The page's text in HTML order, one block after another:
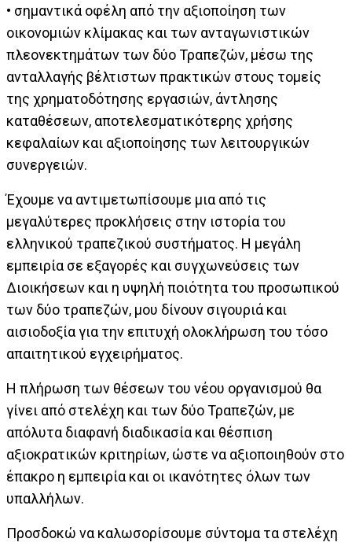
• σημαντικά οφέλη από την αξιοποίηση των
οικονομιών κλίμακας και των ανταγωνιστικών
πλεονεκτημάτων των δύο Τραπεζών, μέσω της
ανταλλαγής βέλτιστων πρακτικών στους τομείς
της χρηματοδότησης εργασιών, άντλησης
καταθέσεων, αποτελεσματικότερης χρήσης
κεφαλαίων και αξιοποίησης των λειτουργικών
συνεργειών.
Έχουμε να αντιμετωπίσουμε μια από τις
μεγαλύτερες προκλήσεις στην ιστορία του
ελληνικού τραπεζικού συστήματος. Η μεγάλη
εμπειρία σε εξαγορές και συγχωνεύσεις των
Διοικήσεων και η υψηλή ποιότητα του προσωπικού
των δύο τραπεζών, μου δίνουν σιγουριά και
αισιοδοξία για την επιτυχή ολοκλήρωση του τόσο
απαιτητικού εγχειρήματος.
H πλήρωση των θέσεων του νέου οργανισμού θα
γίνει από στελέχη και των δύο Τραπεζών, με
απόλυτα διαφανή διαδικασία και θέσπιση
αξιοκρατικών κριτηρίων, ώστε να αξιοποιηθούν στο
έπακρο η εμπειρία και οι ικανότητες όλων των
υπαλλήλων.
Προσδοκώ να καλωσορίσουμε σύντομα τα στελέχη